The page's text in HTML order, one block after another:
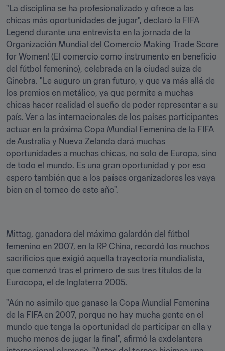
"La disciplina se ha profesionalizado y ofrece a las
chicas más oportunidades de jugar", declaró la FIFA
Legend durante una entrevista en la jornada de la
Organización Mundial del Comercio Making Trade Score
for Women! (El comercio como instrumento en beneficio
del fútbol femenino), celebrada en la ciudad suiza de
Ginebra. "Le auguro un gran futuro, y que va más allá de
los premios en metálico, ya que permite a muchas
chicas hacer realidad el sueño de poder representar a su
país. Ver a las internacionales de los países participantes
actuar en la próxima Copa Mundial Femenina de la FIFA
de Australia y Nueva Zelanda dará muchas
oportunidades a muchas chicas, no solo de Europa, sino
de todo el mundo. Es una gran oportunidad y por eso
espero también que a los países organizadores les vaya
bien en el torneo de este año".
Mittag, ganadora del máximo galardón del fútbol
femenino en 2007, en la RP China, recordó los muchos
sacrificios que exigió aquella trayectoria mundialista,
que comenzó tras el primero de sus tres títulos de la
Eurocopa, el de Inglaterra 2005.
"Aún no asimilo que ganase la Copa Mundial Femenina
de la FIFA en 2007, porque no hay mucha gente en el
mundo que tenga la oportunidad de participar en ella y
mucho menos de jugar la final", afirmó la exdelantera